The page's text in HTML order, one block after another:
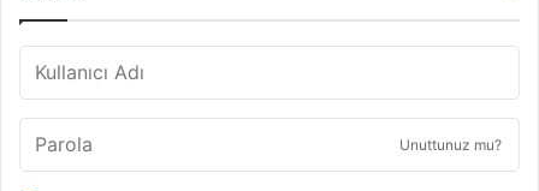
Unuttunuz mu?